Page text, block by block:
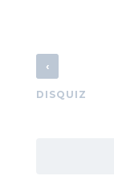
‹
DISQUIZ